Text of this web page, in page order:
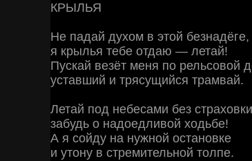
КРЫЛЬЯ
Не падай духом в этой безнадёге,
я крылья тебе отдаю — летай!
Пускай везёт меня по рельсовой
уставший и трясущийся трамвай.
Летай под небесами без
забудь о надоедливой ходьбе!
А я сойду на нужной остановке
и утону в стремительной толпе.